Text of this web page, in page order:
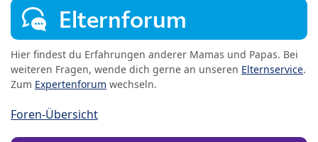
Elternforum
Hier findest du Erfahrungen anderer Mamas und Papas. Bei
weiteren Fragen, wende dich gerne an unseren Elternservice.
Zum Expertenforum wechseln.
Foren-Übersicht